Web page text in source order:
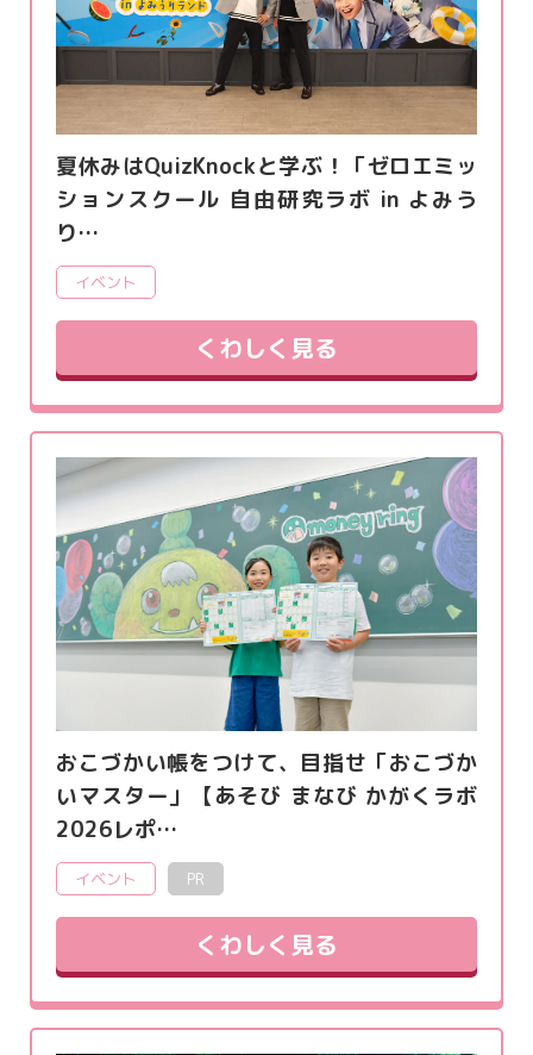
夏休みはQuizKnockと学ぶ！「ゼロエミッ
ションスクール 自由研究ラボ in よみう
り…
イベント
くわしく見る
おこづかい帳をつけて、目指せ「おこづか
いマスター」【あそび まなび かがくラボ
2026レポ…
イベント PR
くわしく見る